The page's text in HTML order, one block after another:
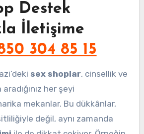
Destek
İletişime
304 85 15
sex shoplar, cinsellik ve
her şeyi
mekanlar. Bu dükkânlar,
değil, aynı zamanda